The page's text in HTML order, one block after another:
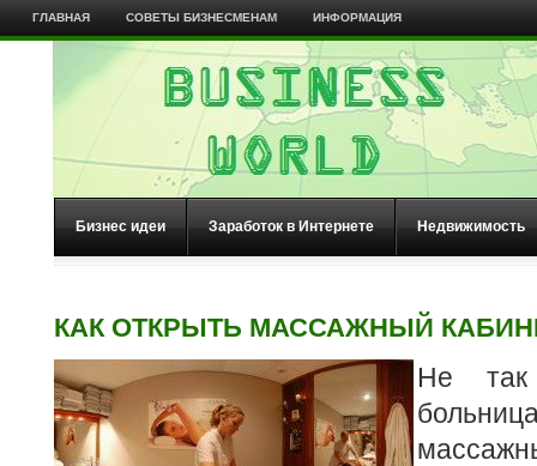
ГЛАВНАЯ СОВЕТЫ БИЗНЕСМЕНАМ ИНФОРМАЦИЯ
Бизнес идеи Заработок в Интернете Недвижимость
КАК ОТКРЫТЬ МАССАЖНЫЙ
Не